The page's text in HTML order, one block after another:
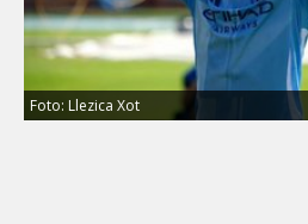
Foto: Llezica Xot